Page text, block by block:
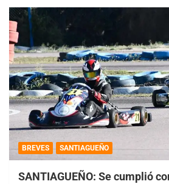
BREVES SANTIAGUEÑO
SANTIAGUEÑO: Se cumplió